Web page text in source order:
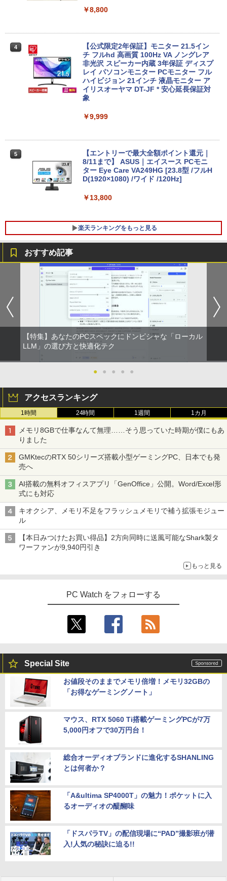
￥2,980
￥594
15型 Windows11 最大メモリ32GB新品S
￥16,800
MS Office 2024 H&B 搭載｜中古 Micros
oft Surface Book 2｜中古ノートパソコ
ン Windows11 Office付 13.5型｜Core i
Bカメラ 無線 Wi-Fi 顔認証 USB-C 純正
￥39,800
ショップ】[Aランク]Windows11搭載PC
付 Bluetooth HDMI端子あり カメラ内蔵
Office2021インストール済 30日間動作
VDマルチ | Win11Pro64Bit
【今だけ】全品ポイント10倍 お買い物マ
ラソン★8/4～8/11★中古パソコン デス
クトップPC hp ProDesk 600 G4 SFF C
ore i5 8500 メモリ8GB / 16GB SSD128
GB / 256GB / 512GB Windows11 Pro 6
マラソン限定15%割引＼最新Office2024
搭載／ デスクトップパソコン 新品 第13
世代 Core i7 DVDドライブ内蔵 小型 省
s11 Pro 初期設定済み デスクトップPC
￥52,800
￥8,800
4
【公式限定2年保証】モニター 21.5イン
チ フルhd 高画質 100Hz VA ノングレア
非光沢 スピーカー内蔵 3年保証 ディスプ
レイ パソコンモニター PCモニター フル
ハイビジョン 21インチ 液晶モニター ア
イリスオーヤマ DT-JF * 安心延長保証対
象
￥9,999
5
【エントリーで最大全額ポイント還元｜
8/11まで】 ASUS｜エイスース PCモニ
ター Eye Care VA249HG [23.8型 /フルH
D(1920×1080) /ワイド /120Hz]
￥13,800
楽天ランキングをもっと見る
【送料無料】日経エンタテインメント9月
号特別表紙版 2026年9月号 【日経エンタ
テインメント増刊】【雑誌】
￥980
【中古】HUNTER×HUNTER ＜1−39巻
￥16,798
3
【楽天ブックス限定特典】ソロ酔い酒
場 今日も寄り道ひとり飲み 3(ソロ酔い
酒場オリジナルステッカー1枚) [ なかは
￥1,430
巻 全巻) 全巻セット
STAGEnavi vol．114 （日工ムック） [
￥1,210
おすすめ記事
【特集】あなたのPCスペックにドンピシャな「ローカル
LLM」の選び方と快適化テク
● ● ● ● ●
アクセスランキング
1時間 24時間 1週間 1カ月
メモリ8GBで仕事なんて無理……そう思っていた時期が僕にもあ
りました
GMKtecのRTX 50シリーズ搭載小型ゲーミングPC、日本でも発
売へ
AI搭載の無料オフィスアプリ「GenOffice」公開。Word/Excel形
式にも対応
キオクシア、メモリ不足をフラッシュメモリで補う拡張モジュー
ル
【本日みつけたお買い得品】2方向同時に送風可能なShark製タ
ワーファンが9,940円引き
もっと見る
PC Watch をフォローする
Special Site
お値段そのままでメモリ倍増！メモリ32GBの
「お得なゲーミングノート」
マウス、RTX 5060 Ti搭載ゲーミングPCが7万
5,000円オフで30万円台！
総合オーディオブランドに進化するSHANLING
とは何者か？
「A&ultima SP4000T」の魅力！ポケットに入
るオーディオの醍醐味
「ドスパラTV」の配信現場に“PAD”撮影班が潜
入!人気の秘訣に迫る!!